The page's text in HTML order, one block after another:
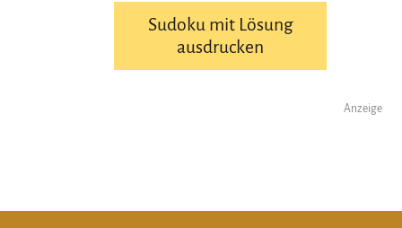
Sudoku mit Lösung
ausdrucken
Anzeige